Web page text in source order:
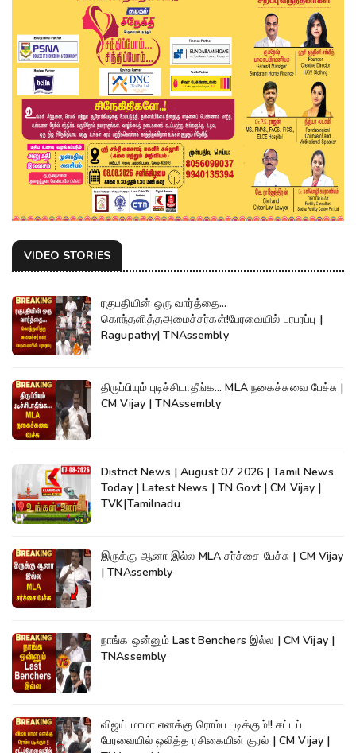
VIDEO STORIES
ரகுபதியின் ஒரு வார்த்தை...
கொந்தளித்தஅமைச்சர்கள்!பேரவையில் பரபரப்பு |
Ragupathy| TNAssembly
திருப்பியும் புடிச்சிடாதீங்க... MLA நகைச்சுவை பேச்சு |
CM Vijay | TNAssembly
District News | August 07 2026 | Tamil News
Today | Latest News | TN Govt | CM Vijay |
TVK|Tamilnadu
இருக்கு ஆனா இல்ல MLA சர்ச்சை பேச்சு | CM Vijay
| TNAssembly
நாங்க ஒன்னும் Last Benchers இல்ல | CM Vijay |
TNAssembly
விஜய் மாமா எனக்கு ரொம்ப புடிக்கும்!! சட்டப்
பேரவையில் ஒலித்த ரசிகையின் குரல் | CM Vijay |